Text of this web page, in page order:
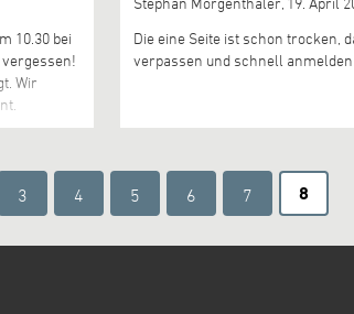
10.30 bei
Wir
Die eine Seite ist schon trocken,
verpassen und schnell
3 4 5 6 7 8